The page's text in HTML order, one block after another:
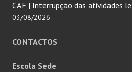
CAF | Interrupção das atividades
03/08/2026
CONTACTOS
Escola Sede